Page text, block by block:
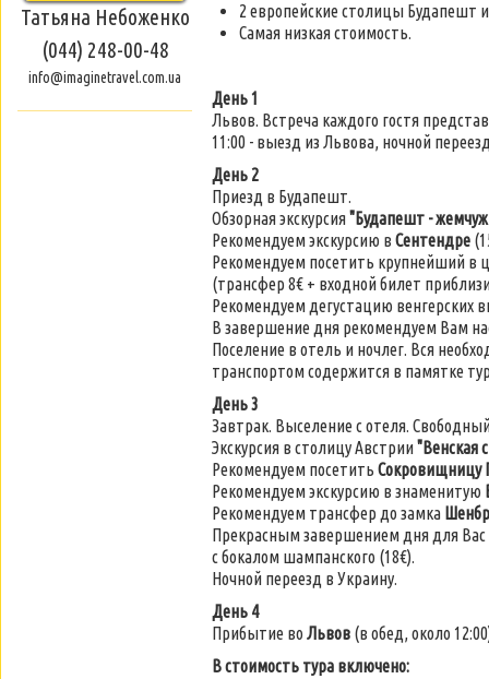
Татьяна Небоженко
(044) 248-00-48
info@imaginetravel.com.ua
2 европейские столицы Будапешт
Самая низкая стоимость.
День 1
Львов. Встреча каждого гостя
11:00 - выезд из Львова, ночной
День 2
Приезд в Будапешт.
Обзорная экскурсия"Будапешт -
Рекомендуем экскурсию в Сентендре
Рекомендуем посетить крупнейший в
(трансфер 8€ + входной билет
Рекомендуем дегустацию венгерских
В завершение дня рекомендуем Вам
Поселение в отель и ночлег. Вся
транспортом содержится в памятке
День 3
Завтрак. Выселение с отеля.
Экскурсия в столицу Австрии"Венская
Рекомендуем посетить Сокровищницу
Рекомендуем экскурсию в знаменитую
Рекомендуем трансфер до замка
Прекрасным завершением дня для
с бокалом шампанского (18€).
Ночной переезд в Украину.
День 4
Прибытие во Львов (в обед, около
В стоимость тура включено: